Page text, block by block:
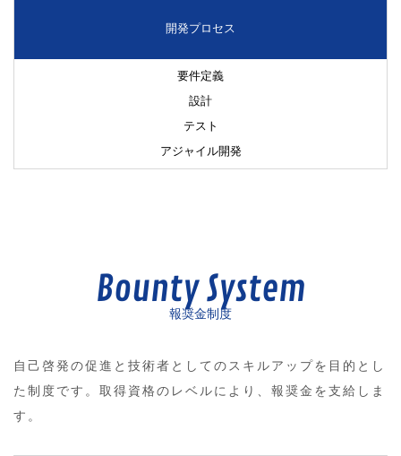
開発プロセス
要件定義
設計
テスト
アジャイル開発
Bounty System
報奨金制度
自己啓発の促進と技術者としてのスキルアップを目的とし
た制度です。取得資格のレベルにより、報奨金を支給しま
す。